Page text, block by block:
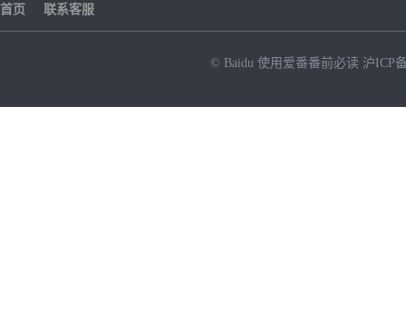
首页 联系客服
© Baidu 使用爱番番前必读 沪ICP